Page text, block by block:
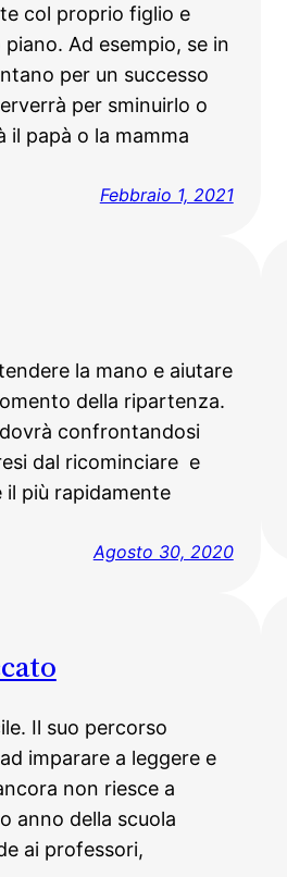
col proprio figlio e
Ad esempio, se in
per un successo
per sminuirlo o
papà o la mamma
Febbraio 1, 2021
la mano e aiutare
della ripartenza.
confrontandosi
dal ricominciare e
più rapidamente
Agosto 30, 2020
Il suo percorso
imparare a leggere e
non riesce a
anno della scuola
ai professori,